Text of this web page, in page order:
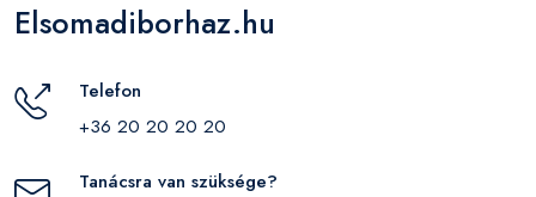
Elsomadiborhaz.hu
Telefon
+36 20 20 20 20
Tanácsra van szüksége?